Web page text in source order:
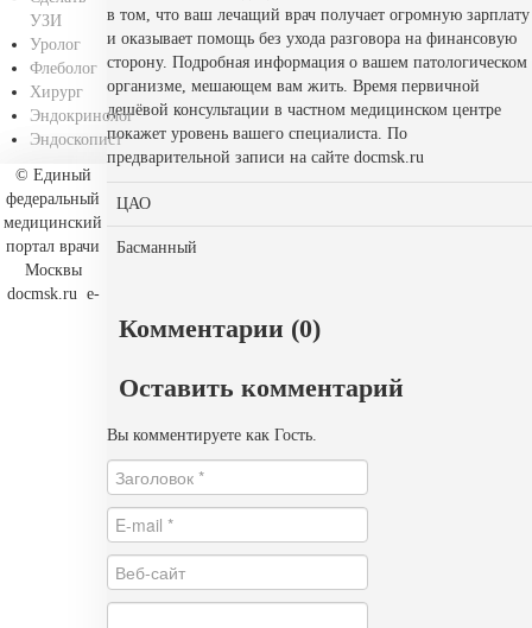
в том, что ваш лечащий врач получает огромную зарплату
и оказывает помощь без ухода разговора на финансовую
сторону. Подробная информация о вашем патологическом
организме, мешающем вам жить. Время первичной
дешёвой консультации в частном медицинском центре
покажет уровень вашего специалиста. По
предварительной записи на сайте docmsk.ru
ЦАО
Басманный
Комментарии (0)
Оставить комментарий
Вы комментируете как Гость.
УЗИ
Уролог
Флеболог
Хирург
Эндокринолог
Эндоскопист
© Единый
федеральный
медицинский
портал врачи
Москвы
docmsk.ru e-